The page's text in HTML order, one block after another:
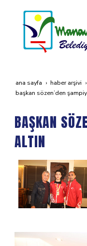
ana sayfa haber arşivi
başkan sözen’den
BAŞKAN
ALTIN